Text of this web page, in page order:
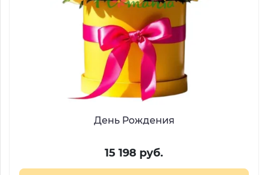
День Рождения
15 198 руб.